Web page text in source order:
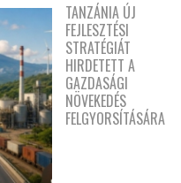
TANZÁNIA ÚJ
FEJLESZTÉSI
STRATÉGIÁT
HIRDETETT A
GAZDASÁGI
NÖVEKEDÉS
FELGYORSÍTÁSÁRA